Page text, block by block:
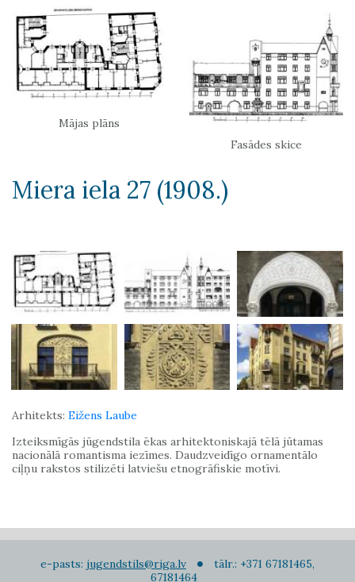
Mājas plāns
Fasādes skice
Miera iela 27 (1908.)
Arhitekts: Eižens Laube
Izteiksmīgās jūgendstila ēkas arhitektoniskajā tēlā jūtamas
nacionālā romantisma iezīmes. Daudzveidīgo ornamentālo
ciļņu rakstos stilizēti latviešu etnogrāfiskie motīvi.
e-pasts: jugendstils@riga.lv
tālr.: +371 67181465,
67181464